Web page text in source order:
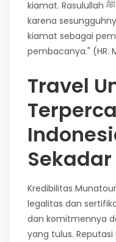
kiamat. Rasulullah
karena
kiamat sebagai
pembacanya." (HR.
Travel
Kredibilitas
legalitas dan
dan komitmennya
yang tulus.